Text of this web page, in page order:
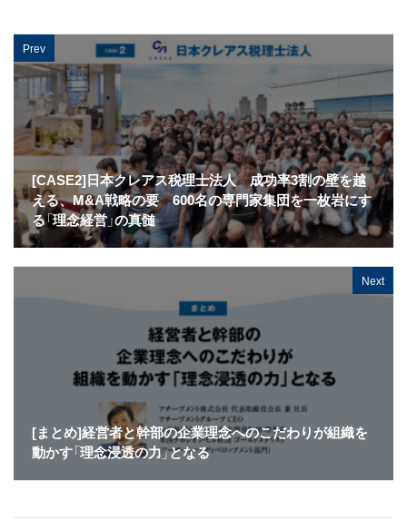
Prev
[CASE2]日本クレアス税理士法人 成功率3割の壁を越
える、M&A戦略の要 600名の専門家集団を一枚岩にす
る「理念経営」の真髄
Next
[まとめ]経営者と幹部の企業理念へのこだわりが組織を
動かす「理念浸透の力」となる